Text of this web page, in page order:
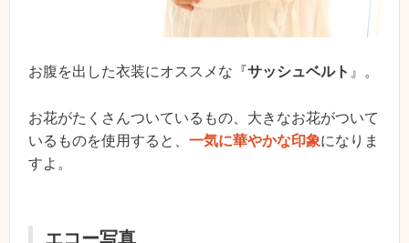
お腹を出した衣装にオススメな『サッシュベルト 』。
お花がたくさんついているもの、大きなお花がついて
いるものを使用すると、 一気に華やかな印象になりま
すよ。
エコー写真